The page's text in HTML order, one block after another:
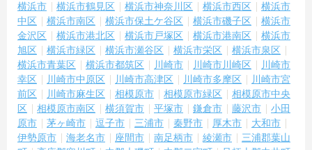
横浜市 横浜市鶴見区 横浜市神奈川区 横浜市西区
横浜市
中区
横浜市南区 横浜市保土ケ谷区 横浜市磯子区
横浜市
金沢区
横浜市港北区 横浜市戸塚区 横浜市港南区
横浜市
旭区
横浜市緑区 横浜市瀬谷区 横浜市栄区
横浜市泉区
横浜市青葉区
横浜市都筑区 川崎市 川崎市川崎区
川崎市
幸区
川崎市中原区 川崎市高津区 川崎市多摩区
川崎市宮
前区
川崎市麻生区 相模原市 相模原市緑区
相模原市中央
区
相模原市南区 横須賀市 平塚市 鎌倉市 藤沢市
小田
原市
茅ヶ崎市 逗子市 三浦市 秦野市 厚木市
大和市
伊勢原市
海老名市 座間市 南足柄市 綾瀬市
三浦郡葉山